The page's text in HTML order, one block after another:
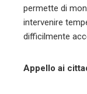
permette di
intervenire
difficilmente
Appello ai